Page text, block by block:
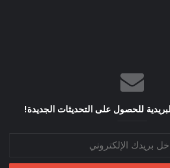
للحصول على التحديثات الجديدة!